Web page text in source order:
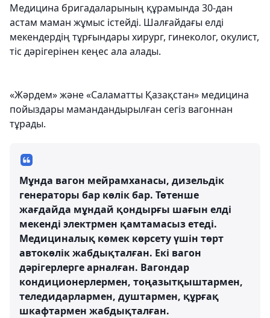
Медицина бригадаларының құрамында 30-дан
астам маман жұмыс істейді. Шалғайдағы елді
мекендердің тұрғындары хирург, гинеколог, окулист,
тіс дәрігерінен кеңес ала алады.
«Жәрдем» және «Саламатты Қазақстан» медицина
пойыздары мамандандырылған сегіз вагоннан
тұрады.
Мұнда вагон мейрамханасы, дизельдік
генераторы бар көлік бар. Төтенше
жағдайда мұндай қондырғы шағын елді
мекенді электрмен қамтамасыз етеді.
Медициналық көмек көрсету үшін төрт
автокөлік жабдықталған. Екі вагон
дәрігерлерге арналған. Вагондар
кондиционерлермен, тоңазытқыштармен,
теледидарлармен, душтармен, құрғақ
шкафтармен жабдықталған.